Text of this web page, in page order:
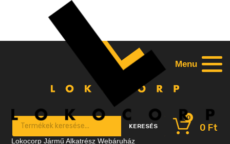
Products search
KERESÉS 0 Ft
0
Lokocorp Jármű Alkatrész Webáruház
Menu